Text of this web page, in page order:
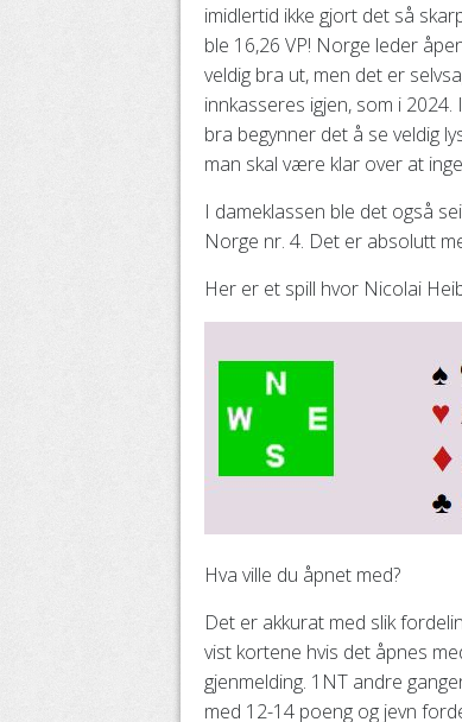
imidlertid ikke gjort det så
ble 16,26 VP! Norge leder
veldig bra ut, men det er
innkasseres igjen, som i
bra begynner det å se veldig
man skal være klar over at
I dameklassen ble det også
Norge nr. 4. Det er absolutt
Her er et spill hvor Nicolai
Hva ville du åpnet med?
Det er akkurat med slik
vist kortene hvis det åpnes
gjenmelding. 1NT andre
med 12-14 poeng og jevn